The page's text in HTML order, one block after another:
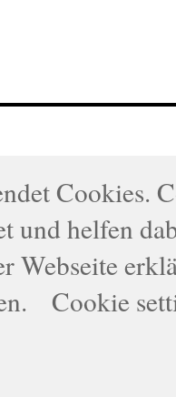
Cookies.
und helfen
Webseite
Cookie